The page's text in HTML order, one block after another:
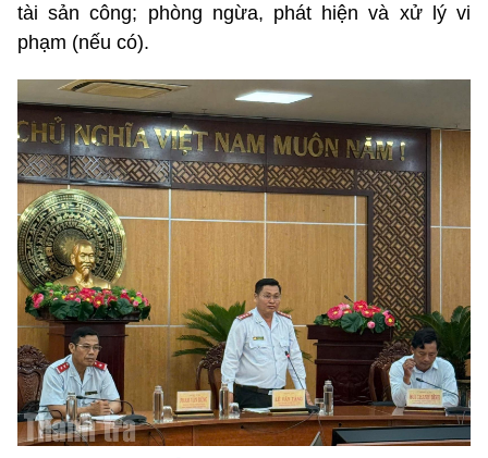
tài sản công; phòng ngừa, phát hiện và xử lý vi
phạm (nếu có).